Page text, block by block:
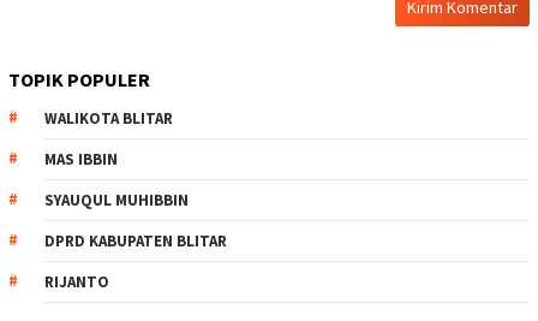
TOPIK POPULER
WALIKOTA BLITAR
MAS IBBIN
SYAUQUL MUHIBBIN
DPRD KABUPATEN BLITAR
RIJANTO